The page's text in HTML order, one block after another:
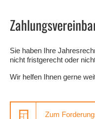
Sie haben Ihre
nicht fristgerecht oder
Wir helfen Ihnen gerne
Zum